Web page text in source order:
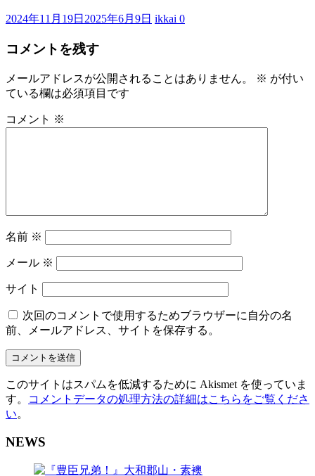
2024年11月19日 2025年6月9日 ikkai 0
コメントを残す
メールアドレスが公開されることはありません。 ※ が付い
ている欄は必須項目です
コメント ※
名前 ※
メール ※
サイト
次回のコメントで使用するためブラウザーに自分の名
前、メールアドレス、サイトを保存する。
このサイトはスパムを低減するために Akismet を使っていま
す。
コメントデータの処理方法の詳細はこちらをご覧くださ
い。
NEWS